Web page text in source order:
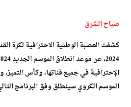
صباح الشرق
الإحترافية في جميع فئاتها، وكأس التميز،
الموسم الكروي سينطلق وفق البرنامج